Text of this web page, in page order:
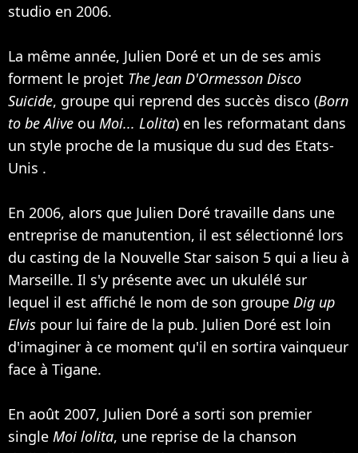
studio en 2006.
La même année, Julien Doré et un de ses amis
forment le projet The Jean D'Ormesson Disco
Suicide, groupe qui reprend des succès disco (Born
to be Alive ou Moi... Lolita) en les reformatant dans
un style proche de la musique du sud des Etats-
Unis .
En 2006, alors que Julien Doré travaille dans une
entreprise de manutention, il est sélectionné lors
du casting de la Nouvelle Star saison 5 qui a lieu à
Marseille. Il s'y présente avec un ukulélé sur
lequel il est affiché le nom de son groupe Dig up
Elvis pour lui faire de la pub. Julien Doré est loin
d'imaginer à ce moment qu'il en sortira vainqueur
face à Tigane.
En août 2007, Julien Doré a sorti son premier
single Moi lolita, une reprise de la chanson